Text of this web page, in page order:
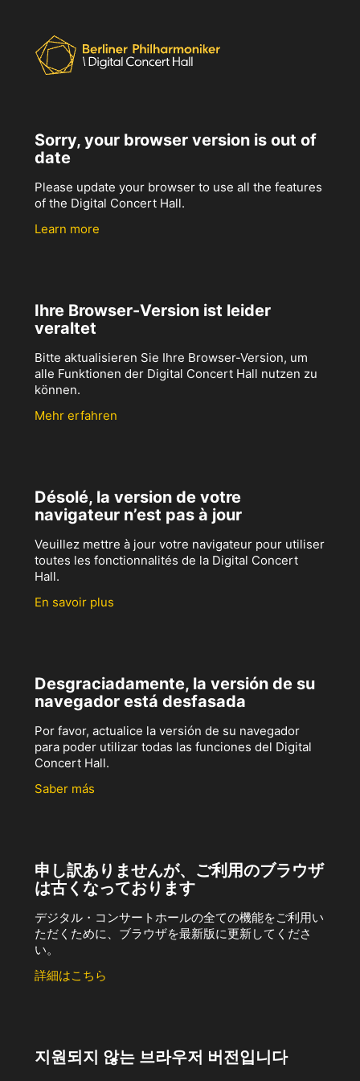
Sorry, your browser version is out of
date
Please update your browser to use all the features
of the Digital Concert Hall.
Learn more
Ihre Browser-Version ist leider
veraltet
Bitte aktualisieren Sie Ihre Browser-Version, um
alle Funktionen der Digital Concert Hall nutzen zu
können.
Mehr erfahren
Désolé, la version de votre
navigateur n’est pas à jour
Veuillez mettre à jour votre navigateur pour utiliser
toutes les fonctionnalités de la Digital Concert
Hall.
En savoir plus
Desgraciadamente, la versión de su
navegador está desfasada
Por favor, actualice la versión de su navegador
para poder utilizar todas las funciones del Digital
Concert Hall.
Saber más
申し訳ありませんが、ご利用のブラウザ
は古くなっております
デジタル・コンサートホールの全ての機能をご利用い
ただくために、ブラウザを最新版に更新してくださ
い。
詳細はこちら
지원되지 않는 브라우저 버전입니다